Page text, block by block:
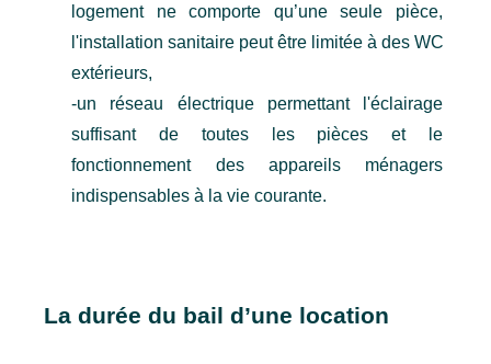
logement ne comporte qu’une seule pièce,
l'installation sanitaire peut être limitée à des WC
extérieurs,
-un réseau électrique permettant l'éclairage
suffisant de toutes les pièces et le
fonctionnement des appareils ménagers
indispensables à la vie courante.
La durée du bail d’une location